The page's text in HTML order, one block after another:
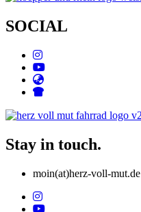
SOCIAL
Stay in touch.
moin(at)herz-voll-mut.de